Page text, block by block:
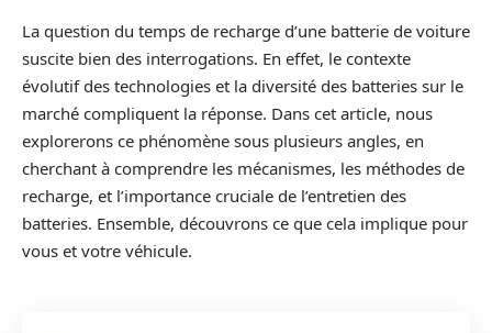
La question du temps de recharge d’une batterie de voiture
suscite bien des interrogations. En effet, le contexte
évolutif des technologies et la diversité des batteries sur le
marché compliquent la réponse. Dans cet article, nous
explorerons ce phénomène sous plusieurs angles, en
cherchant à comprendre les mécanismes, les méthodes de
recharge, et l’importance cruciale de l’entretien des
batteries. Ensemble, découvrons ce que cela implique pour
vous et votre véhicule.